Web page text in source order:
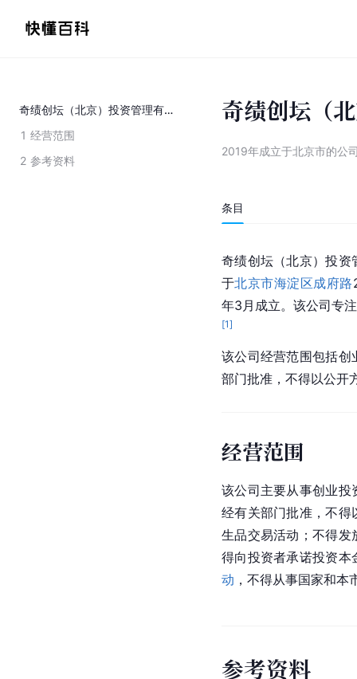
奇绩创坛（北京）投资管理有限责任公司
1 经营范围
2 参考资料
奇绩创坛（
2019年成立于北京市的公
条目
奇绩创坛（北京）投资
于北京市海淀区成府路
年3月成立。该公司专
[1]
该公司经营范围包括创
部门批准，不得以公开
经营范围
该公司主要从事创业投
经有关部门批准，不得
生品交易活动；不得发
得向投资者承诺投资
动 ，不得从事国家和
参考资料